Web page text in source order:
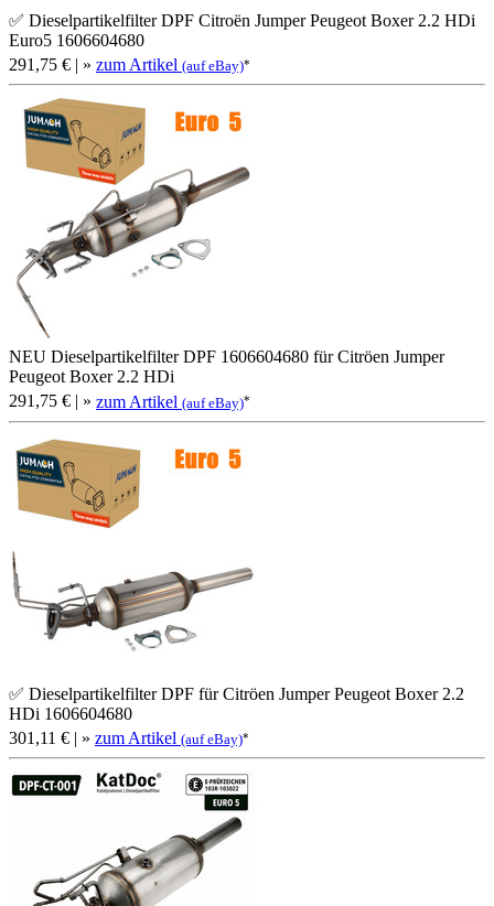
✅ Dieselpartikelfilter DPF Citroën Jumper Peugeot Boxer 2.2 HDi
Euro5 1606604680
291,75 € | » zum Artikel (auf eBay)*
NEU Dieselpartikelfilter DPF 1606604680 für Citröen Jumper
Peugeot Boxer 2.2 HDi
291,75 € | » zum Artikel (auf eBay)*
✅ Dieselpartikelfilter DPF für Citröen Jumper Peugeot Boxer 2.2
HDi 1606604680
301,11 € | » zum Artikel (auf eBay)*